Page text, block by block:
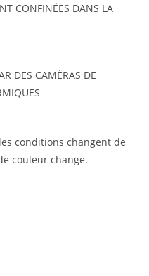
CONFINÉES DANS LA
DES CAMÉRAS DE
conditions changent de
couleur change.